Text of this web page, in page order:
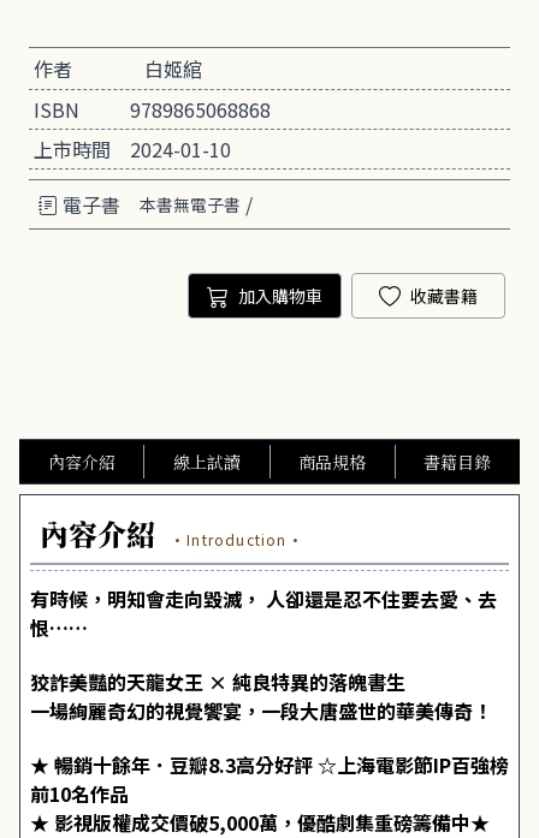
作者
白姬綰
ISBN
9789865068868
上市時間
2024-01-10
電子書
本書無電子書 /
加入購物車 收藏書籍
內容介紹 線上試讀 商品規格 書籍目錄
內容介紹 ·Introduction·
有時候，明知會走向毀滅， 人卻還是忍不住要去愛、去
恨……
狡詐美豔的天龍女王 × 純良特異的落魄書生
一場絢麗奇幻的視覺饗宴，一段大唐盛世的華美傳奇！
★ 暢銷十餘年．豆瓣8.3高分好評 ☆上海電影節IP百強榜
前10名作品
★ 影視版權成交價破5,000萬，優酷劇集重磅籌備中★